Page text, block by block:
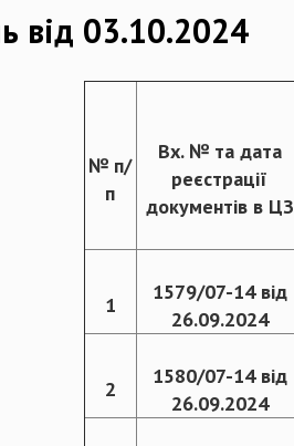
від 03.10.2024
№ п/
п
Вх. № та дата
реєстрації
документів в ЦЗ
1
1579/07-14 від
26.09.2024
2
1580/07-14 від
26.09.2024